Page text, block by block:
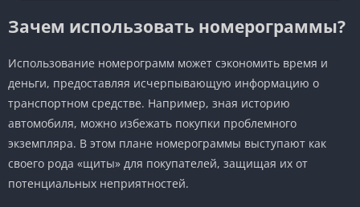
Зачем использовать номерограммы?
Использование номерограмм может сэкономить время и
деньги, предоставляя исчерпывающую информацию о
транспортном средстве. Например, зная историю
автомобиля, можно избежать покупки проблемного
экземпляра. В этом плане номерограммы выступают как
своего рода «щиты» для покупателей, защищая их от
потенциальных неприятностей.